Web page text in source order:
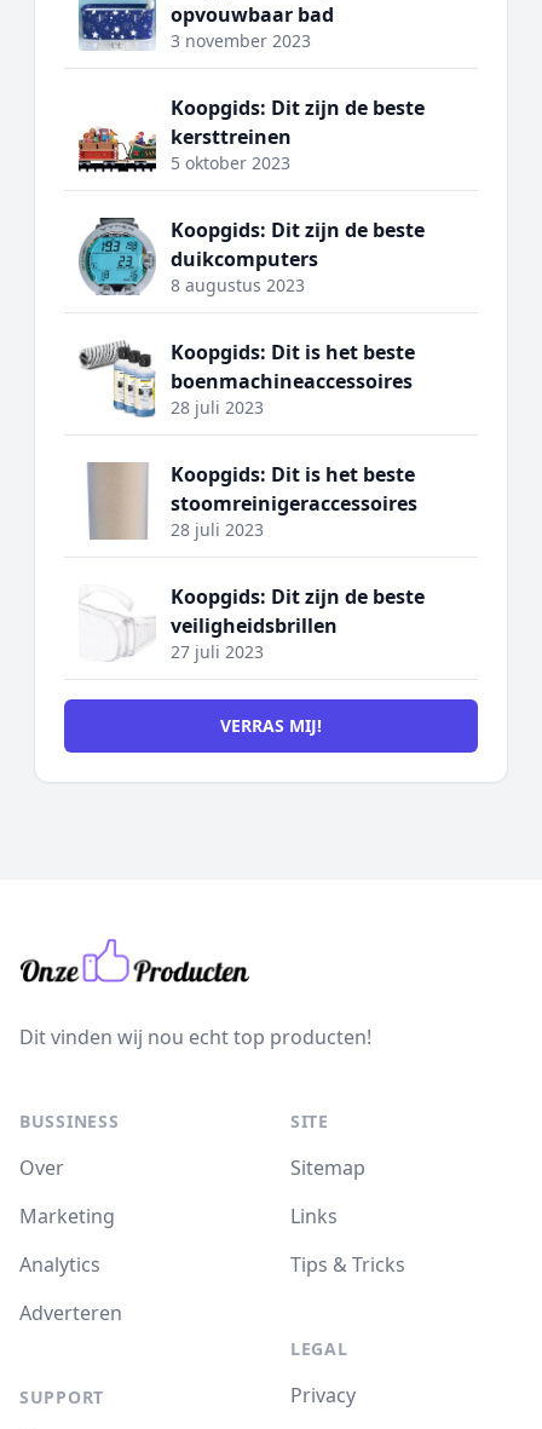
opvouwbaar bad
3 november 2023
Koopgids: Dit zijn de beste
kersttreinen
5 oktober 2023
Koopgids: Dit zijn de beste
duikcomputers
8 augustus 2023
Koopgids: Dit is het beste
boenmachineaccessoires
28 juli 2023
Koopgids: Dit is het beste
stoomreinigeraccessoires
28 juli 2023
Koopgids: Dit zijn de beste
veiligheidsbrillen
27 juli 2023
VERRAS MIJ!
Dit vinden wij nou echt top producten!
BUSSINESS
Over
Marketing
Analytics
Adverteren
SUPPORT
SITE
Sitemap
Links
Tips & Tricks
LEGAL
Privacy